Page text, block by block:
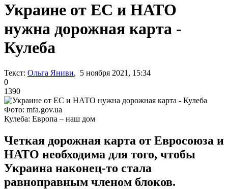
Украине от ЕС и НАТО
нужна дорожная карта -
Кулеба
Текст: Ольга Яниви, 5 ноября 2021, 15:34
0
1390
Фото: mfa.gov.ua
Кулеба: Европа – наш дом
Четкая дорожная карта от Евросоюза и
НАТО необходима для того, чтобы
Украина наконец-то стала
равноправным членом блоков.